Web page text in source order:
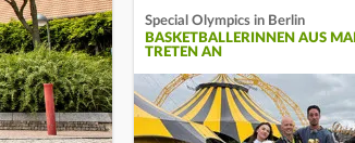
Special Olympics in Berlin
BASKETBALLERINNEN AUS
TRETEN AN